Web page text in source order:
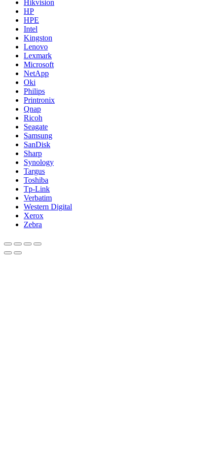
Hikvision
HP
HPE
Intel
Kingston
Lenovo
Lexmark
Microsoft
NetApp
Oki
Philips
Printronix
Qnap
Ricoh
Seagate
Samsung
SanDisk
Sharp
Synology
Targus
Toshiba
Tp-Link
Verbatim
Western Digital
Xerox
Zebra